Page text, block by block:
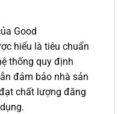
Good
hiểu là tiêu chuẩn
thống quy định
đảm bảo nhà sản
chất lượng đăng